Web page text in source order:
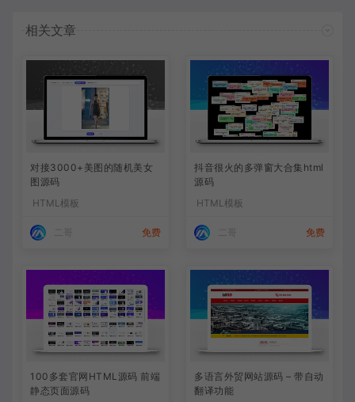
相关文章
对接3000+美图的随机美女
图源码
HTML模板
免费
抖音很火的多弹窗大合集html
源码
HTML模板
免费
100多套官网HTML源码 前端
静态页面源码
多语言外贸网站源码 – 带自动
翻译功能